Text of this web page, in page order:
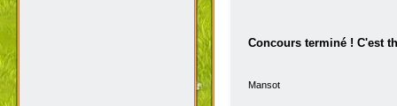
Concours terminé ! C'est
Mansot